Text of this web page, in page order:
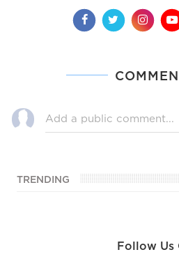
TRENDING
Follow Us